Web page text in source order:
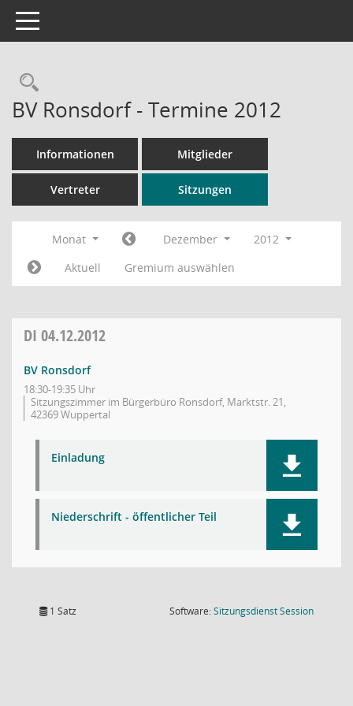
Toggle navigation
Rechercheauswahl
BV Ronsdorf - Termine 2012
Informationen Mitglieder
Vertreter Sitzungen
Monat Dezember
2012
Aktuell
Gremium auswählen
DI 04.12.2012
BV Ronsdorf
18:30-19:35 Uhr
Sitzungszimmer im Bürgerbüro Ronsdorf, Marktstr. 21,
42369 Wuppertal
Einladung
Niederschrift - öffentlicher Teil
1 Satz Software:SitzungsdienstSession(Wird in